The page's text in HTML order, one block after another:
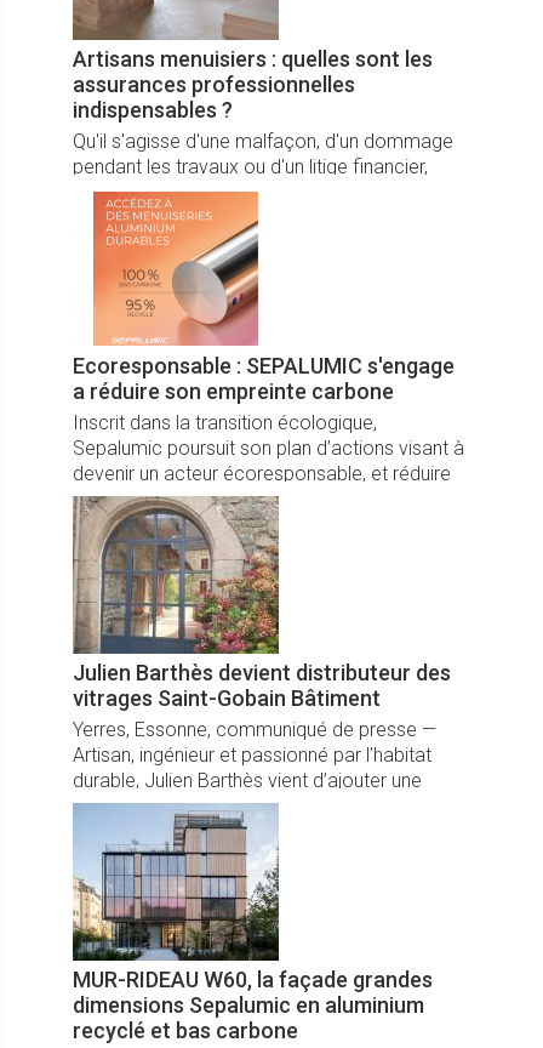
Artisans menuisiers : quelles sont les
assurances professionnelles
indispensables ?
Qu'il s'agisse d'une malfaçon, d'un dommage
pendant les travaux ou d'un litige financier,
chaque chantier de menuiserie expose à des
risques qu'il faut couvrir, d'où la nécessité de
souscrire des assurances professionnelles.
Certaines sont d'ailleurs obligatoires pour
exercer.
Ecoresponsable : SEPALUMIC s'engage
a réduire son empreinte carbone
Inscrit dans la transition écologique,
Sepalumic poursuit son plan d’actions visant à
devenir un acteur écoresponsable, et réduire
ainsi son empreinte écologique sur ses 3
métiers de conception – production
distribution.
Julien Barthès devient distributeur des
vitrages Saint-Gobain Bâtiment
Yerres, Essonne, communiqué de presse —
Artisan, ingénieur et passionné par l’habitat
durable, Julien Barthès vient d’ajouter une
corde majeure à son arc : il devient distributeur
officiel des produits Saint-Gobain Vitrage
Bâtiment, l’un des leaders mondiaux du verre à
haute performance.
MUR-RIDEAU W60, la façade grandes
dimensions Sepalumic en aluminium
recyclé et bas carbone